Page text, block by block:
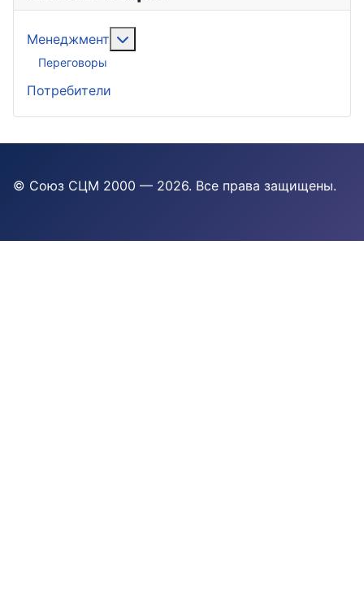
Менеджмент
Переговоры
Потребители
© Союз СЦМ 2000 — 2026. Все права защищены.